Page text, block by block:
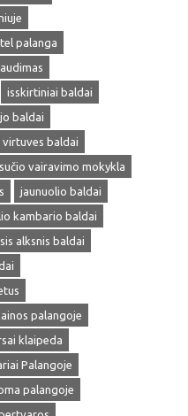
palanga
isskirtiniai baldai
baldai
virtuves baldai
vairavimo mokykla
jaunuolio baldai
kambario baldai
alksnis baldai
palangoje
klaipeda
Palangoje
palangoje